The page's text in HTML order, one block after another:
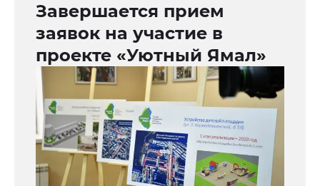
Завершается прием
заявок на участие в
проекте «Уютный Ямал»